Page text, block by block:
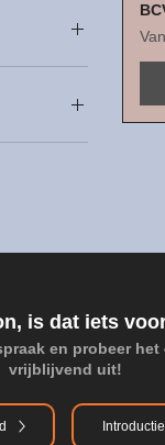
is dat iets
en probeer het
vrijblijvend uit!